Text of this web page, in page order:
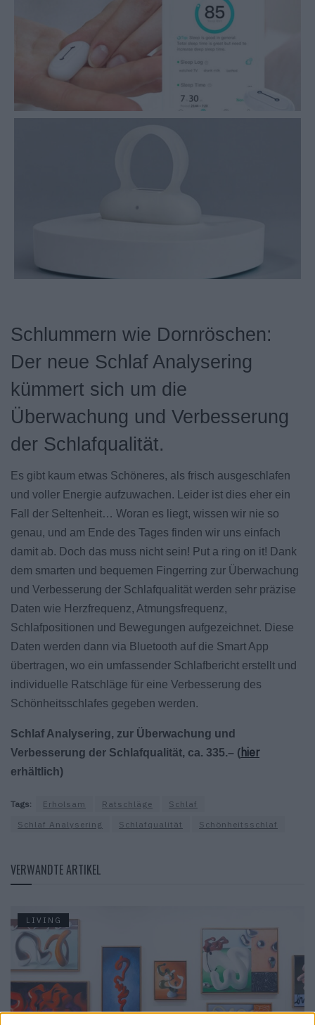
Schlummern wie Dornröschen:
Der neue Schlaf Analysering
kümmert sich um die
Überwachung und Verbesserung
der Schlafqualität.
Es gibt kaum etwas Schöneres, als frisch ausgeschlafen
und voller Energie aufzuwachen. Leider ist dies eher ein
Fall der Seltenheit… Woran es liegt, wissen wir nie so
genau, und am Ende des Tages finden wir uns einfach
damit ab. Doch das muss nicht sein! Put a ring on it! Dank
dem smarten und bequemen Fingerring zur Überwachung
und Verbesserung der Schlafqualität werden sehr präzise
Daten wie Herzfrequenz, Atmungsfrequenz,
Schlafpositionen und Bewegungen aufgezeichnet. Diese
Daten werden dann via Bluetooth auf die Smart App
übertragen, wo ein umfassender Schlafbericht erstellt und
individuelle Ratschläge für eine Verbesserung des
Schönheitsschlafes gegeben werden.
Schlaf Analysering, zur Überwachung und
Verbesserung der Schlafqualität, ca. 335.– (hier
erhältlich)
Tags: Erholsam Ratschläge
Schlaf
Schlaf Analysering
Schlafqualität Schönheitsschlaf
VERWANDTE ARTIKEL
LIVING